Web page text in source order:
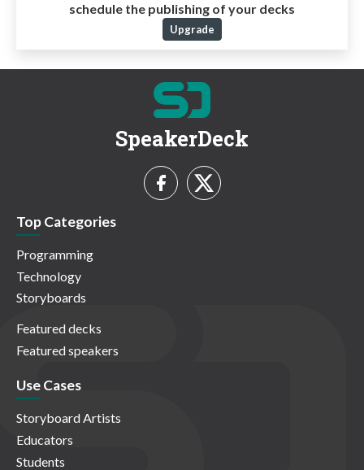
schedule the publishing of your decks
Upgrade
SpeakerDeck
Top Categories
Programming
Technology
Storyboards
Featured decks
Featured speakers
Use Cases
Storyboard Artists
Educators
Students